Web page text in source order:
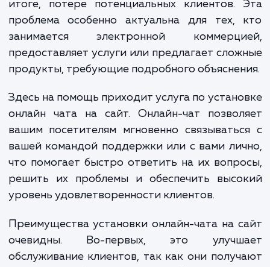
удовлетворения их потребностей. Это
привести к уменьшению
посетителей, увеличению отказов и, в
итоге, потере потенциальных клиентов.
занимается электронной
предоставляет услуги или предлагает
продукты, требующие подробного
Здесь на помощь приходит услуга по
онлайн чата на сайт. Онлайн-чат
вашим посетителям мгновенно
вашей командой поддержки или с вами
что помогает быстро ответить на их
решить их проблемы и обеспечить